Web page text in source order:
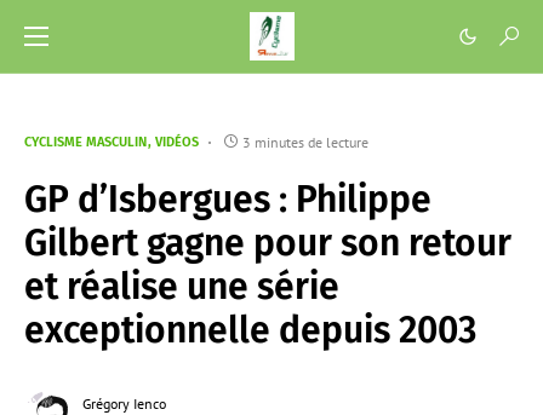
CYCLISME MASCULIN VIDÉOS 3 minutes de lecture
GP d’Isbergues : Philippe
Gilbert gagne pour son retour
et réalise une série
exceptionnelle depuis 2003
Grégory Ienco